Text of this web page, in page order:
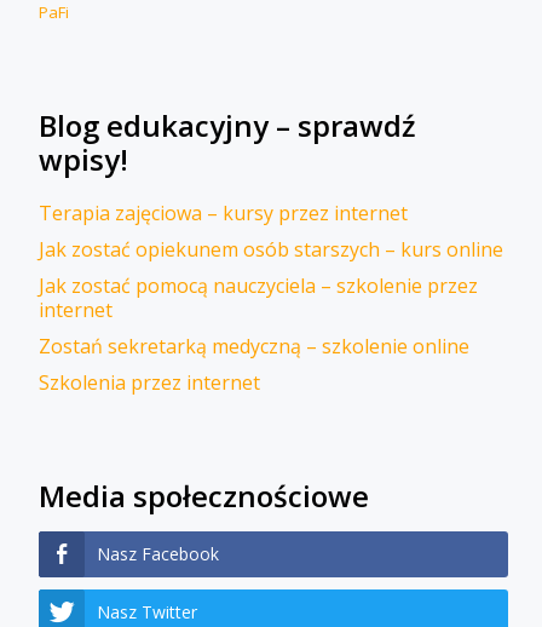
PaFi
Blog edukacyjny – sprawdź
wpisy!
Terapia zajęciowa – kursy przez internet
Jak zostać opiekunem osób starszych – kurs online
Jak zostać pomocą nauczyciela – szkolenie przez
internet
Zostań sekretarką medyczną – szkolenie online
Szkolenia przez internet
Media społecznościowe
Nasz Facebook
Nasz Twitter